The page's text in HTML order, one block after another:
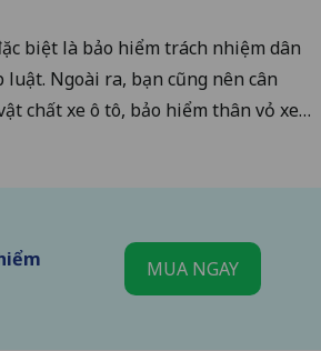
biệt là bảo hiểm trách nhiệm dân
luật. Ngoài ra, bạn cũng nên cân
chất xe ô tô, bảo hiểm thân vỏ xe…
MUA NGAY